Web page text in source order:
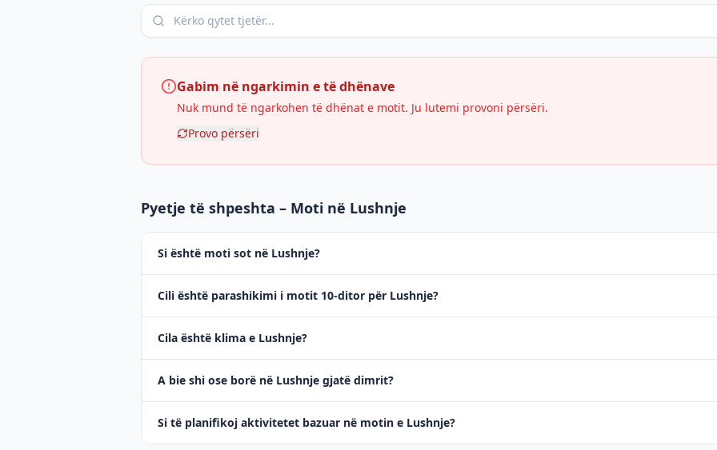
Gabim në ngarkimin e të dhënave
Nuk mund të ngarkohen të dhënat e motit. Ju lutemi provoni përsëri.
Provo përsëri
Pyetje të shpeshta – Moti në Lushnje
Si është moti sot në Lushnje?
Cili është parashikimi i motit 10-ditor për Lushnje?
Cila është klima e Lushnje?
A bie shi ose borë në Lushnje gjatë dimrit?
Si të planifikoj aktivitetet bazuar në motin e Lushnje?